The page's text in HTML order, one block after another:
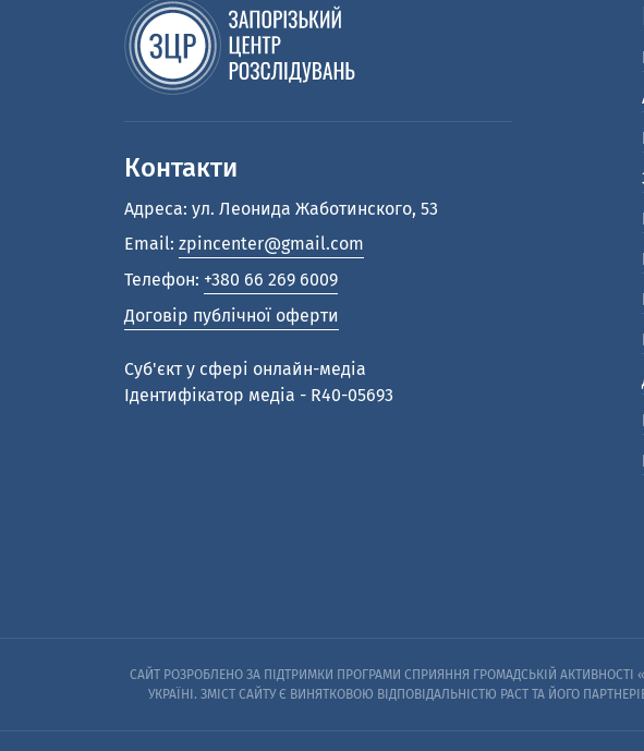
Контакти
Адреса: ул. Леонида Жаботинского, 53
Email: zpincenter@gmail.com
Телефон: +380 66 269 6009
Договір публічної оферти
Cуб'єкт у сфері онлайн-медіа
Ідентифікатор медіа - R40-05693
САЙТ РОЗРОБЛЕНО ЗА ПІДТРИМКИ ПРОГРАМИ СПРИЯННЯ ГРОМАДСЬКІЙ АКТИВНОСТІ
УКРАЇНІ. ЗМІСТ САЙТУ Є ВИНЯТКОВОЮ ВІДПОВІДАЛЬНІСТЮ PACT ТА ЙОГО